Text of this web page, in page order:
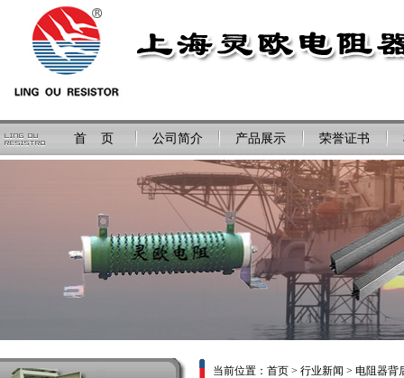
首 页 公司简介 产品展示 荣誉证书
当前位置： 首页 > 行业新闻 > 电阻器背